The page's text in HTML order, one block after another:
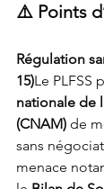
⚠️ Points
Régulation
15)Le PLFSS
nationale de
(CNAM) de
sans
menace